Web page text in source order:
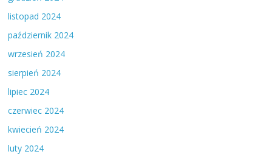
listopad 2024
październik 2024
wrzesień 2024
sierpień 2024
lipiec 2024
czerwiec 2024
kwiecień 2024
luty 2024